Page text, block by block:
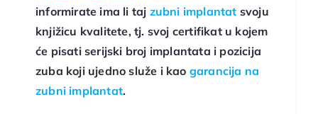
informirate ima li taj zubni implantat svoju
knjižicu kvalitete, tj. svoj certifikat u kojem
će pisati serijski broj implantata i pozicija
zuba koji ujedno služe i kao garancija na
zubni implantat.